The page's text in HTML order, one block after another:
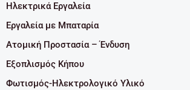
Ηλεκτρικά Εργαλεία
Εργαλεία με Μπαταρία
Ατομική Προστασία – Ένδυση
Εξοπλισμός Κήπου
Φωτισμός-Ηλεκτρολογικό Υλικό